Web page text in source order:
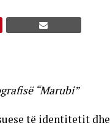
“Marubi”
të identitetit